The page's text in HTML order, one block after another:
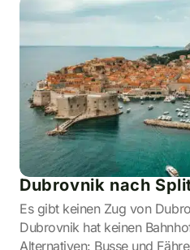
Dubrovnik nach
Es gibt keinen Zug von
Dubrovnik hat keinen
Alternativen: Busse und